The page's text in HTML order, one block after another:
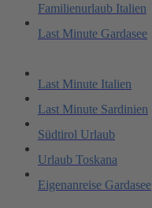
Familienurlaub Italien
Last Minute Gardasee
Last Minute Italien
Last Minute Sardinien
Südtirol Urlaub
Urlaub Toskana
Eigenanreise Gardasee